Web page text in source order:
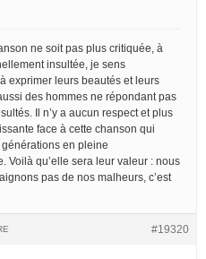
ne soit pas plus critiquée, à
insultée, je sens
exprimer leurs beautés et leurs
des hommes ne répondant pas
Il n’y a aucun respect et plus
face à cette chanson qui
en pleine
Voilà qu’elle sera leur valeur : nous
pas de nos malheurs, c’est
#19320